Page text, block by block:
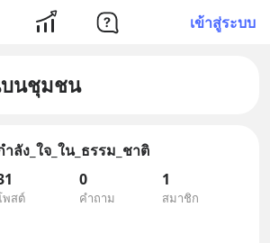
เข้าสู่ระบบ
นชุมชน
ำลัง_ใจ_ใน_ธรรม_ชาติ
พสต์
0
คำถาม
1
สมาชิก